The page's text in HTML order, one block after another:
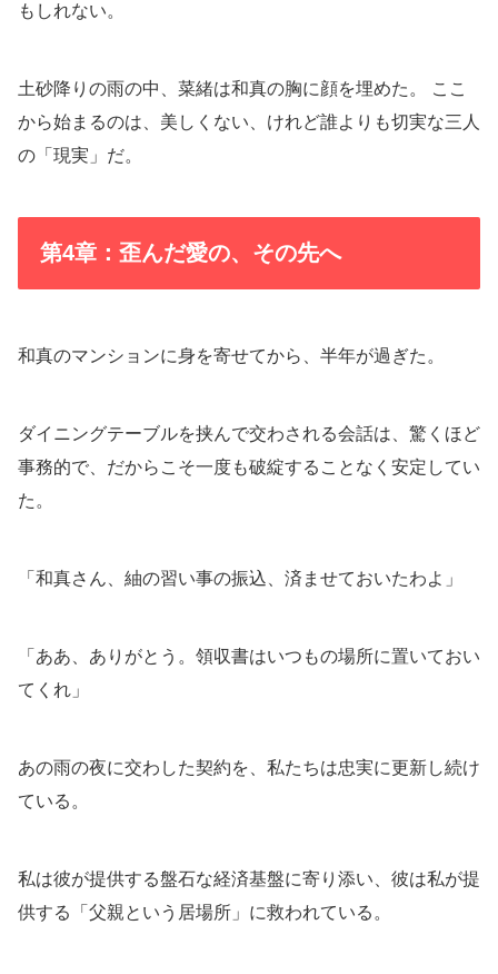
もしれない。
土砂降りの雨の中、菜緒は和真の胸に顔を埋めた。 ここ
から始まるのは、美しくない、けれど誰よりも切実な三人
の「現実」だ。
第4章：歪んだ愛の、その先へ
和真のマンションに身を寄せてから、半年が過ぎた。
ダイニングテーブルを挟んで交わされる会話は、驚くほど
事務的で、だからこそ一度も破綻することなく安定してい
た。
「和真さん、紬の習い事の振込、済ませておいたわよ」
「ああ、ありがとう。領収書はいつもの場所に置いておい
てくれ」
あの雨の夜に交わした契約を、私たちは忠実に更新し続け
ている。
私は彼が提供する盤石な経済基盤に寄り添い、彼は私が提
供する「父親という居場所」に救われている。